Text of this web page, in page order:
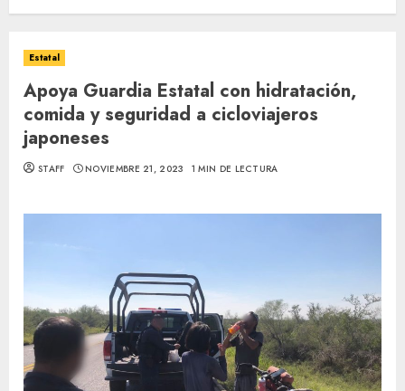
Estatal
Apoya Guardia Estatal con hidratación,
comida y seguridad a cicloviajeros
japoneses
STAFF NOVIEMBRE 21, 2023 1 MIN DE LECTURA